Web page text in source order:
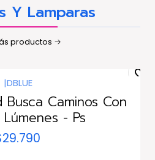
Y Lamparas
productos
|DBLUE
Caminos Con
- Ps